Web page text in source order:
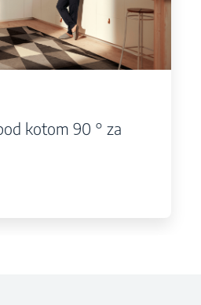
kotom 90 ° za